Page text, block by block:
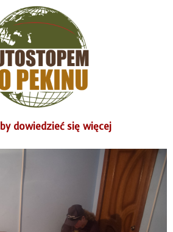
dowiedzieć się więcej